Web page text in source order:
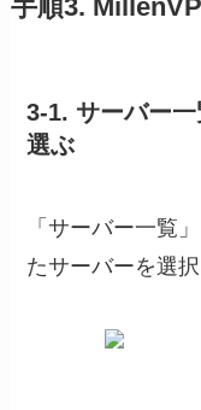
手順3.
3-1. サーバー
選ぶ
「サーバー一覧
たサーバーを選択